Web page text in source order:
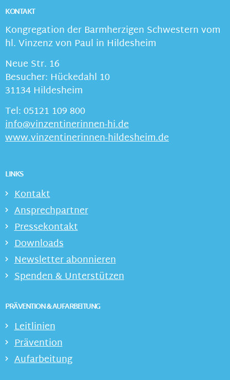
KONTAKT
Kongregation der Barmherzigen Schwestern vom
hl. Vinzenz von Paul in Hildesheim
Neue Str. 16
Besucher: Hückedahl 10
31134 Hildesheim
Tel: 05121 109 800
info@vinzentinerinnen-hi.de
www.vinzentinerinnen-hildesheim.de
LINKS
Kontakt
Ansprechpartner
Pressekontakt
Downloads
Newsletter abonnieren
Spenden & Unterstützen
PRÄVENTION & AUFARBEITUNG
Leitlinien
Prävention
Aufarbeitung